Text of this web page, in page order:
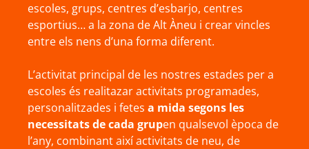
escoles, grups, centres d’esbarjo, centres
esportius… a la zona de Alt Àneu i crear vincles
entre els nens d’una forma diferent.
L’activitat principal de les nostres estades per a
escoles és realitazar activitats programades,
personalitzades i fetes a mida segons les
necessitats de cada grupen qualsevol època de
l’any, combinant així activitats de neu, de